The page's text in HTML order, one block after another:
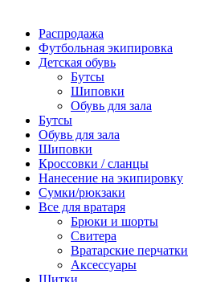
Распродажа
Футбольная экипировка
Детская обувь
Бутсы
Шиповки
Обувь для зала
Бутсы
Обувь для зала
Шиповки
Кроссовки / сланцы
Нанесение на экипировку
Сумки/рюкзаки
Все для вратаря
Брюки и шорты
Cвитера
Вратарские перчатки
Аксессуары